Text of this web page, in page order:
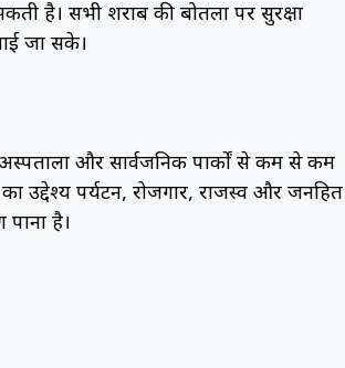
है। सभी शराब की बोतलों पर सुरक्षा
जा सके।
और सार्वजनिक पार्कों से कम से कम
उद्देश्य पर्यटन, रोजगार, राजस्व और
पाना है।